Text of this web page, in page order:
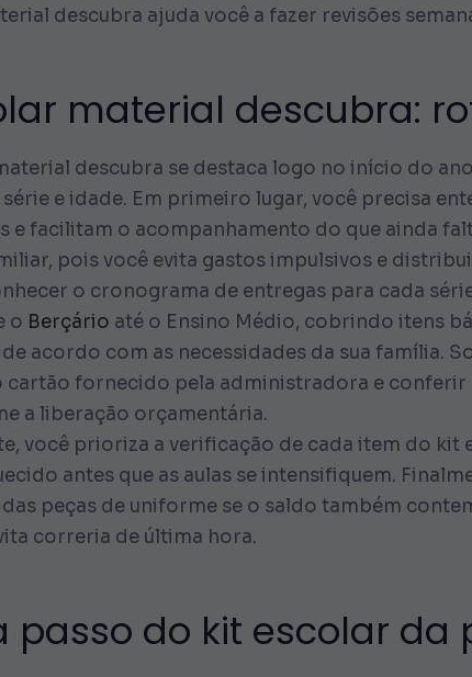
descubra ajuda você a fazer revisões
material descubra:
descubra se destaca logo no início do
e idade. Em primeiro lugar, você precisa
e facilitam o acompanhamento do que ainda
pois você evita gastos impulsivos e
o cronograma de entregas para cada
o Berçário até o Ensino Médio, cobrindo itens
acordo com as necessidades da sua família.
cartão fornecido pela administradora e
a liberação orçamentária.
você prioriza a verificação de cada item do
antes que as aulas se intensifiquem.
peças de uniforme se o saldo também
correria de última hora.
passo do kit escolar da